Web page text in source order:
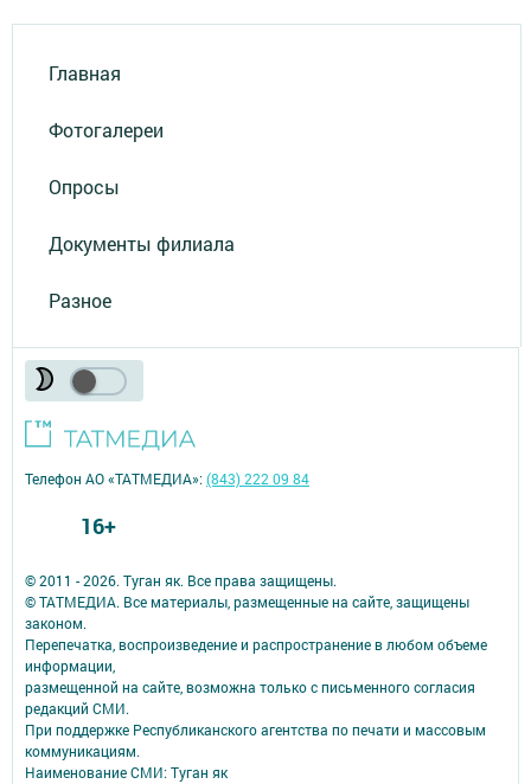
Главная
Фотогалереи
Опросы
Документы филиала
Разное
© 2011 - 2026. Туган як. Все права защищены.
© ТАТМЕДИА. Все материалы, размещенные на сайте, защищены
законом.
Перепечатка, воспроизведение и распространение в любом объеме
информации,
размещенной на сайте, возможна только с письменного согласия
редакций СМИ.
При поддержке Республиканского агентства по печати и массовым
коммуникациям.
Наименование СМИ: Туган як
Телефон АО «ТАТМЕДИА»:(843) 222 09 84
16+